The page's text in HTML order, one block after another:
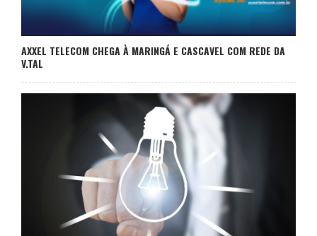
AXXEL TELECOM CHEGA À MARINGÁ E CASCAVEL COM REDE DA
V.TAL